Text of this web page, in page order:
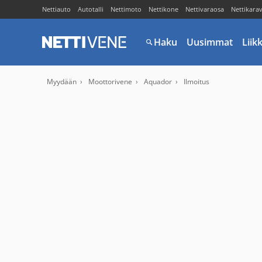
Nettiauto Autotalli Nettimoto Nettikone Nettivaraosa
Haku Uusimmat
Myydään Moottorivene Aquador Ilmoitus